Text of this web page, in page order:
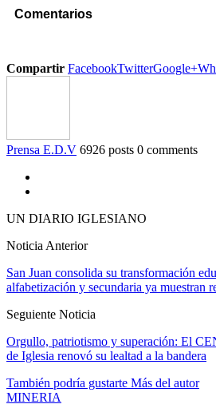
Comentarios
Compartir FacebookTwitterGoogle+
Prensa E.D.V 6926 posts 0 comments
UN DIARIO IGLESIANO
Noticia Anterior
San Juan consolida su transformación
alfabetización y secundaria ya muestran
Seguiente Noticia
Orgullo, patriotismo y superación: El
de Iglesia renovó su lealtad a la bandera
También podría gustarte Más del autor
MINERIA